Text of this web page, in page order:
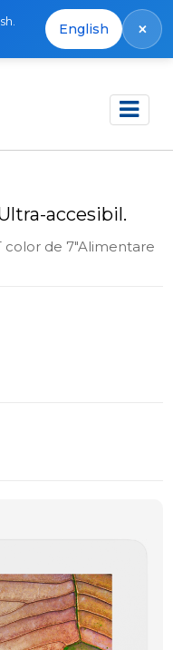
English ×
accesibil.
color de 7"Alimentare